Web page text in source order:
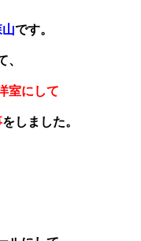
です。
、
室にして
をしました。